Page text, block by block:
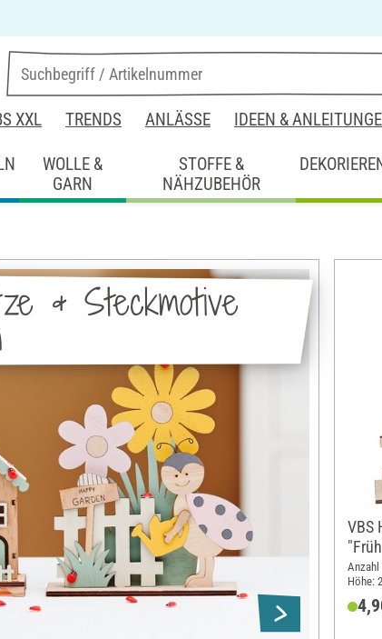
XXL TRENDS ANLÄSSE IDEEN &
WOLLE &
GARN
STOFFE &
NÄHZUBEHÖR
& Steckmotive
VBS
Anzahl
Höhe: